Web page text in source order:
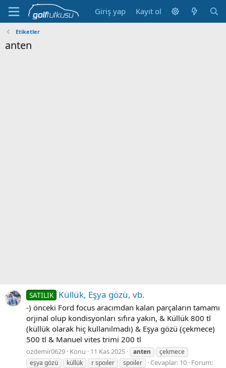
Giriş yap Kayıt ol
Etiketler
anten
SATILIK Küllük, Eşya gözü, vb.
-) önceki Ford focus aracımdan kalan parçaların tamamı
orjinal olup kondisyonları sıfıra yakın, & Küllük 800 tl
(küllük olarak hiç kullanılmadı) & Eşya gözü (çekmece)
500 tl & Manuel vites trimi 200 tl
ozdemir0629 Konu 11 Kas 2025 anten
çekmece
eşya gözü
küllük r spoıler spoiler Cevaplar: 10 Forum: